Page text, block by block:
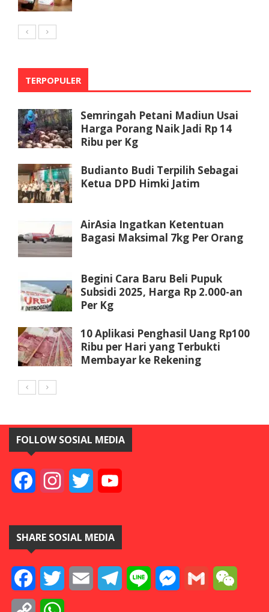
TERPOPULER
Semringah Petani Madiun Usai
Harga Porang Naik Jadi Rp 14
Ribu per Kg
Budianto Budi Terpilih Sebagai
Ketua DPD Himki Jatim
AirAsia Ingatkan Ketentuan
Bagasi Maksimal 7kg Per Orang
Begini Cara Baru Beli Pupuk
Subsidi 2025, Harga Rp 2.000-an
Per Kg
10 Aplikasi Penghasil Uang Rp100
Ribu per Hari yang Terbukti
Membayar ke Rekening
FOLLOW SOSIAL MEDIA
FacebookInstagramTwitter
SHARE SOSIAL MEDIA
FacebookTwitter Email TelegramLine Messenger
Gmail